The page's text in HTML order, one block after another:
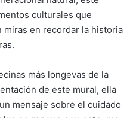
culturales que
miras en recordar la historia
más longevas de la
de este mural, ella
mensaje sobre el cuidado